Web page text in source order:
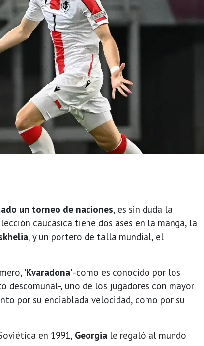
un torneo de naciones, es sin duda la
caucásica tiene dos ases en la manga, la
, y un portero de talla mundial, el
'Kvaradona' -como es conocido por los
descomunal-, uno de los jugadores con mayor
por su endiablada velocidad, como por su
en 1991, Georgia le regaló al mundo